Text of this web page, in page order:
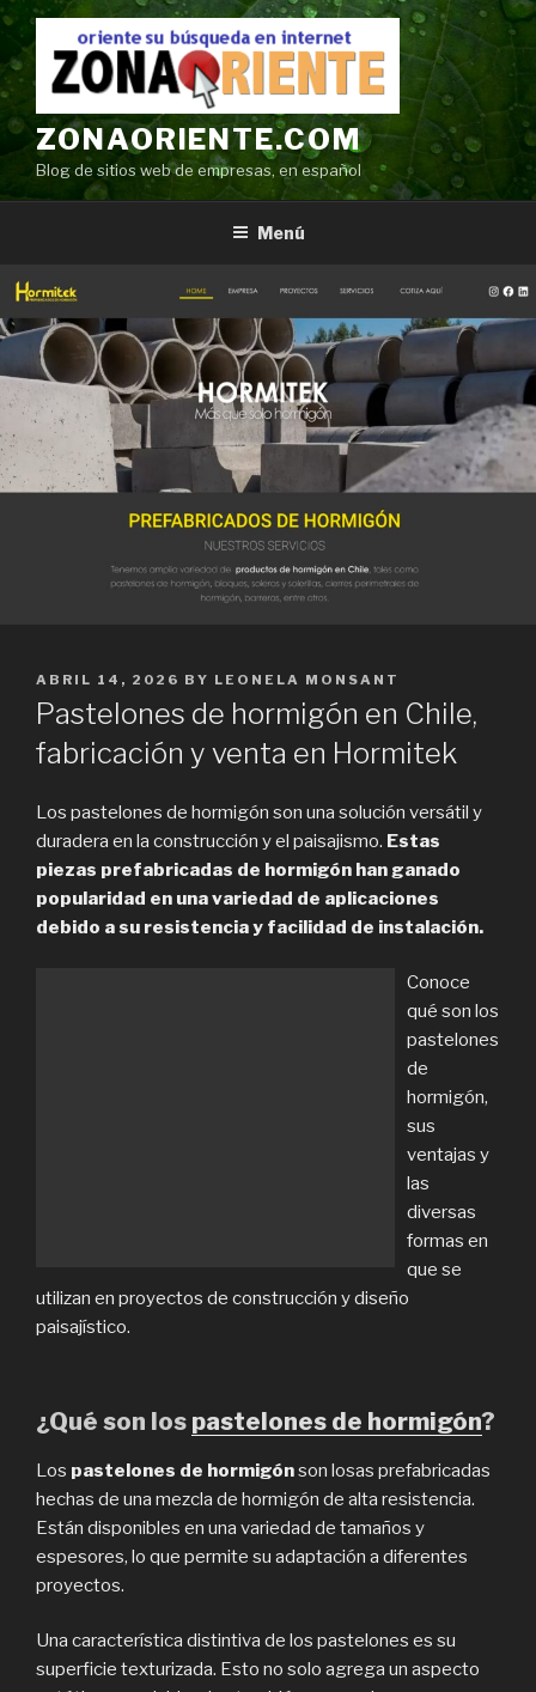
Ir
contenido
ZONAORIENTE.COM
Blog de sitios web de empresas, en español
Menú
POSTED
ON
ABRIL 14, 2026 BY LEONELA MONSANT
Pastelones de hormigón en Chile,
fabricación y venta en Hormitek
Los pastelones de hormigón son una solución versátil y
duradera en la construcción y el paisajismo. Estas
piezas prefabricadas de hormigón han ganado
popularidad en una variedad de aplicaciones
debido a su resistencia y facilidad de instalación.
Conoce
qué son los
pastelones
de
hormigón,
sus
ventajas y
las
diversas
formas en
que se
utilizan en proyectos de construcción y diseño
paisajístico.
¿Qué son los pastelones de hormigón?
Los pastelones de hormigónson losas prefabricadas
hechas de una mezcla de hormigón de alta resistencia.
Están disponibles en una variedad de tamaños y
espesores, lo que permite su adaptación a diferentes
proyectos.
Una característica distintiva de los pastelones es su
superficie texturizada. Esto no solo agrega un aspecto